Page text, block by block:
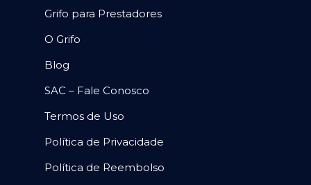
Grifo para Prestadores
O Grifo
Blog
SAC – Fale Conosco
Termos de Uso
Política de Privacidade
Política de Reembolso